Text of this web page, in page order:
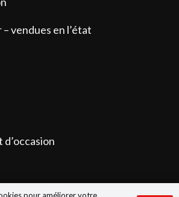
vendues en l’état
d’occasion